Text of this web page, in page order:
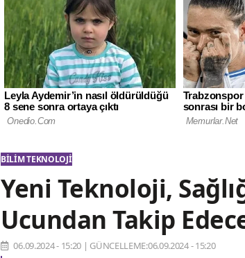
BILIM TEKNOLOJI
Yeni Teknoloji,
Ucundan Takip
06.09.2024 - 15:20 | GÜNCELLEME:06.09.2024 - 15:20